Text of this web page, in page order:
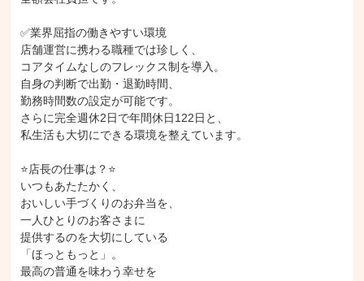
✅業界屈指の働きやすい環境
店舗運営に携わる職種では珍しく、
コアタイムなしのフレックス制を導入。
自身の判断で出勤・退勤時間、
勤務時間数の設定が可能です。
さらに完全週休2日で年間休日122日と、
私生活も大切にできる環境を整えています。
⭐店長の仕事は？⭐
いつもあたたかく、
おいしい手づくりのお弁当を、
一人ひとりのお客さまに
提供するのを大切にしている
「ほっともっと」。
最高の普通を味わう幸せを